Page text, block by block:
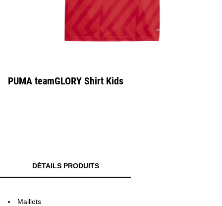
PUMA teamGLORY Shirt Kids
DÉTAILS PRODUITS
Maillots